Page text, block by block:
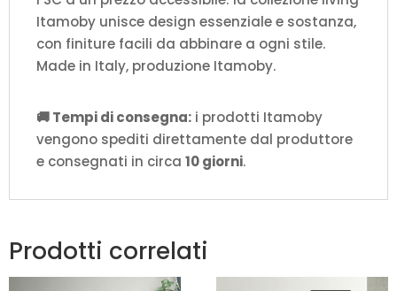
Itamoby unisce design essenziale e sostanza,
con finiture facili da abbinare a ogni stile.
Made in Italy, produzione Itamoby.
🚚 Tempi di consegna: i prodotti Itamoby
vengono spediti direttamente dal produttore
e consegnati in circa 10 giorni.
Prodotti correlati